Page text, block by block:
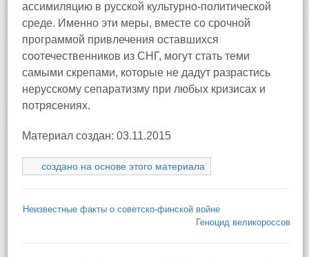
ассимиляцию в русской культурно-политической
среде. Именно эти меры, вместе со срочной
программой привлечения оставшихся
соотечественников из СНГ, могут стать теми
самыми скрепами, которые не дадут разрастись
нерусскому сепаратизму при любых кризисах и
потрясениях.
Материал создан: 03.11.2015
создано на основе этого материала
Неизвестные факты о советско-финской войне
Геноцид великороссов